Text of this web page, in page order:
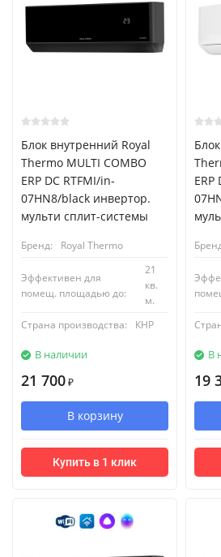
Блок внутренний Royal
Thermo MULTI COMBO
ERP DC RTFMI/in-
07HN8/black инвертор.
мульти сплит-системы
Бренд: Royal Thermo
Эффективен для
помещ. площадью до:
21
кв.
м.
Страна производства:
КНР
В наличии
21 700 ₽
В корзину
Купить в 1 клик
ERP
В
19